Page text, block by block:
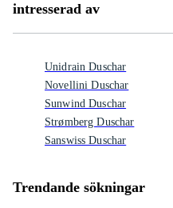
intresserad av
Unidrain Duschar
Novellini Duschar
Sunwind Duschar
Strømberg Duschar
Sanswiss Duschar
Trendande sökningar